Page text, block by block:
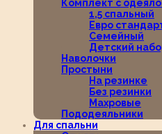
Комплект с
1,5 спальный
Евро
Семейный
Детский
Наволочки
Простыни
На резинке
Без резинки
Махровые
Пододеяльники
Для спальни